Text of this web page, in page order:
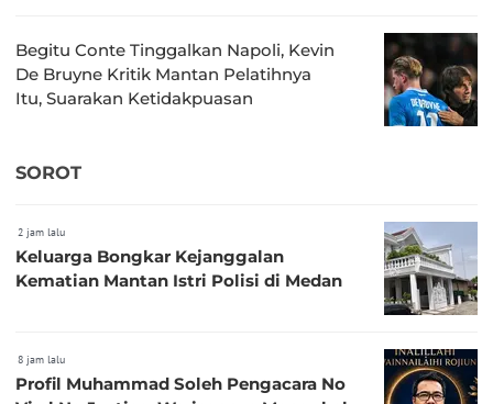
Begitu Conte Tinggalkan Napoli, Kevin
De Bruyne Kritik Mantan Pelatihnya
Itu, Suarakan Ketidakpuasan
SOROT
2 jam lalu
Keluarga Bongkar Kejanggalan
Kematian Mantan Istri Polisi di Medan
8 jam lalu
Profil Muhammad Soleh Pengacara No